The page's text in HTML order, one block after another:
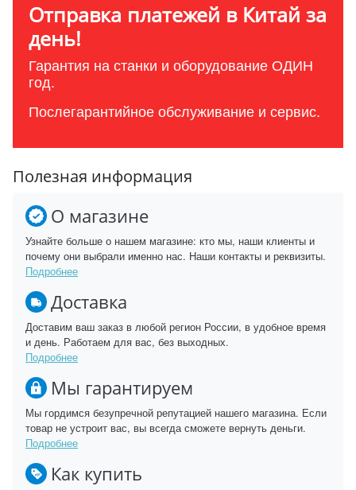
Отправка платежей в Китай за
день!
Гарантия на станки и оборудование ОДИН
год.
Послегарантийное обслуживание и сервис.
Полезная информация
О магазине
Узнайте больше о нашем магазине: кто мы, наши клиенты и
почему они выбрали именно нас. Наши контакты и реквизиты.
Подробнее
Доставка
Доставим ваш заказ в любой регион России, в удобное время
и день. Работаем для вас, без выходных.
Подробнее
Мы гарантируем
Мы гордимся безупречной репутацией нашего магазина. Если
товар не устроит вас, вы всегда сможете вернуть деньги.
Подробнее
Как купить